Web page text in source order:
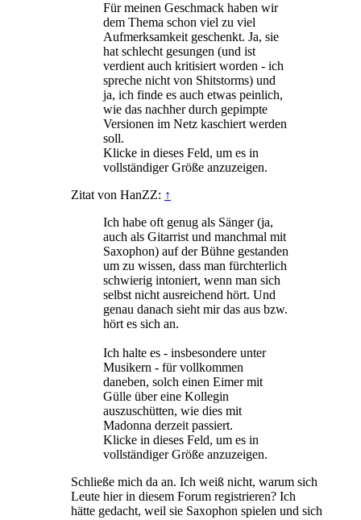
Für meinen Geschmack haben wir
dem Thema schon viel zu viel
Aufmerksamkeit geschenkt. Ja, sie
hat schlecht gesungen (und ist
verdient auch kritisiert worden - ich
spreche nicht von Shitstorms) und
ja, ich finde es auch etwas peinlich,
wie das nachher durch gepimpte
Versionen im Netz kaschiert werden
soll.
Klicke in dieses Feld, um es in
vollständiger Größe anzuzeigen.
Zitat von HanZZ: ↑
Ich habe oft genug als Sänger (ja,
auch als Gitarrist und manchmal mit
Saxophon) auf der Bühne gestanden
um zu wissen, dass man fürchterlich
schwierig intoniert, wenn man sich
selbst nicht ausreichend hört. Und
genau danach sieht mir das aus bzw.
hört es sich an.
Ich halte es - insbesondere unter
Musikern - für vollkommen
daneben, solch einen Eimer mit
Gülle über eine Kollegin
auszuschütten, wie dies mit
Madonna derzeit passiert.
Klicke in dieses Feld, um es in
vollständiger Größe anzuzeigen.
Schließe mich da an. Ich weiß nicht, warum sich
Leute hier in diesem Forum registrieren? Ich
hätte gedacht, weil sie Saxophon spielen und sich